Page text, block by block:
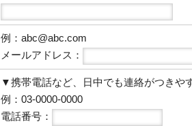
例：abc@abc.com
メールアドレス：
▼携帯電話など、日中でも連絡がつきや
例：03-0000-0000
電話番号：